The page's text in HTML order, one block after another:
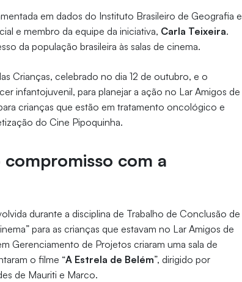
em dados do Instituto Brasileiro de Geografia e
e membro da equipe da iniciativa, Carla Teixeira.
da população brasileira às salas de cinema.
Crianças, celebrado no dia 12 de outubro, e o
infantojuvenil, para planejar a ação no Lar Amigos de
crianças que estão em tratamento oncológico e
do Cine Pipoquinha.
com a
durante a disciplina de Trabalho de Conclusão de
para as crianças que estavam no Lar Amigos de
Gerenciamento de Projetos criaram uma sala de
o filme “A Estrela de Belém”, dirigido por
de Mauriti e Marco.